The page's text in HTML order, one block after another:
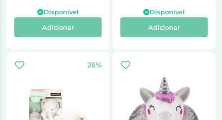
Disponível
Adicionar
Disponível
Adicionar
26%